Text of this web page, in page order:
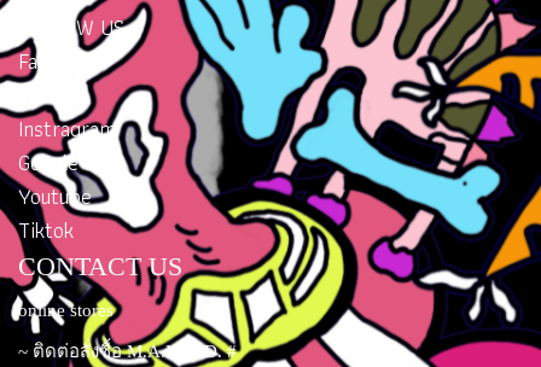
FOLLOW US
Facebook
Twitter
Instragram
Google Plus
Youtube
Tiktok
CONTACT US
online stores
~ ติดต่อสั่งซื้อ M.A.M.A.D. #